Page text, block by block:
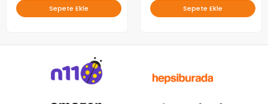
Sepete Ekle Sepete Ekle